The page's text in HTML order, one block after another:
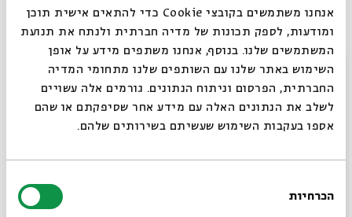
אנחנו משתמשים בקובצי Cookie כדי להתאים אישית תוכן
ומודעות, לספק תכונות של מדיה חברתית ולנתח את תנועת
המשתמשים שלנו. בנוסף, אנחנו משתפים מידע על אופן
השימוש באתר שלנו עם השותפים שלנו מתחומי המדיה
החברתית, הפרסום וניתוח הנתונים. גורמים אלה עשויים
לשלב את הנתונים האלה עם מידע אחר שסיפקתם או שהם
אספו בעקבות השימוש שעשיתם בשירותים שלהם.
הסכמה
הכרחיות
עני ורש ומרושרש, מביט בנשל הנחש
לו רק יכולתי גם אני כך להגיח.
בהשילי בלי כל חשש,
תרבות של עור אשר יבש,
וכמו חדש למחוז חפצי אגיע...
סגור